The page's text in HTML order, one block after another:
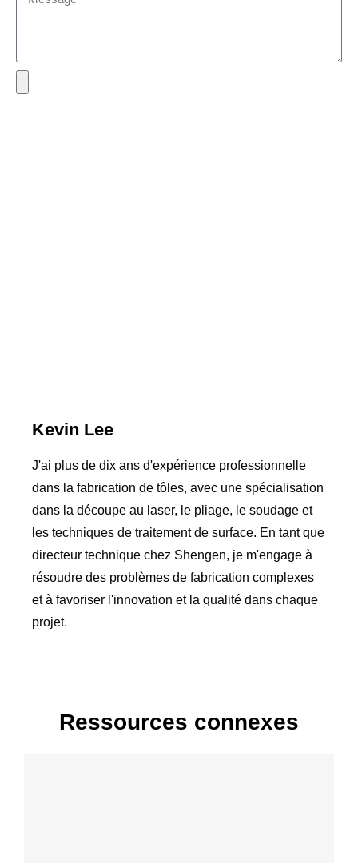
Kevin Lee
J'ai plus de dix ans d'expérience professionnelle
dans la fabrication de tôles, avec une spécialisation
dans la découpe au laser, le pliage, le soudage et
les techniques de traitement de surface. En tant que
directeur technique chez Shengen, je m'engage à
résoudre des problèmes de fabrication complexes
et à favoriser l'innovation et la qualité dans chaque
projet.
Ressources connexes